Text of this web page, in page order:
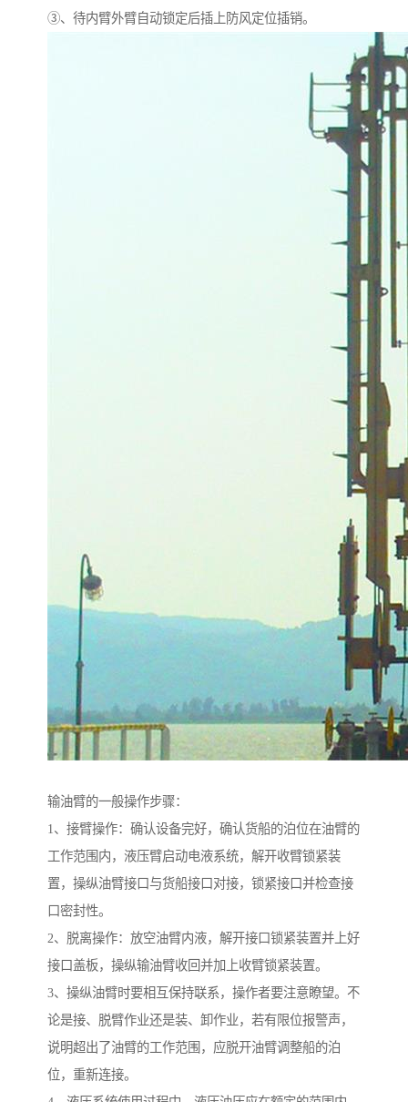
③、待内臂外臂自动锁定后插上防风定位插销。
输油臂的一般操作步骤：
1、接臂操作：确认设备完好，确认货船的泊位在油臂的
工作范围内，液压臂启动电液系统，解开收臂锁紧装
置，操纵油臂接口与货船接口对接，锁紧接口并检查接
口密封性。
2、脱离操作：放空油臂内液，解开接口锁紧装置并上好
接口盖板，操纵输油臂收回并加上收臂锁紧装置。
3、操纵油臂时要相互保持联系，操作者要注意瞭望。不
论是接、脱臂作业还是装、卸作业，若有限位报警声，
说明超出了油臂的工作范围，应脱开油臂调整船的泊
位，重新连接。